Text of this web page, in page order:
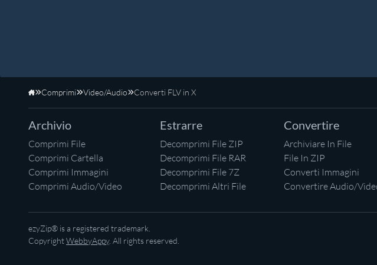
Home
Comprimi Video/Audio Converti FLV in X
Archivio
Comprimi File
Comprimi Cartella
Comprimi Immagini
Comprimi Audio/Video
Estrarre
Decomprimi File ZIP
Decomprimi File RAR
Decomprimi File 7Z
Decomprimi Altri File
Convertire
Archiviare In File
File In ZIP
Converti Immagini
Convertire Audio/
ezyZip® is a registered trademark.
CopyrightWebbyAppy. All rights reserved.